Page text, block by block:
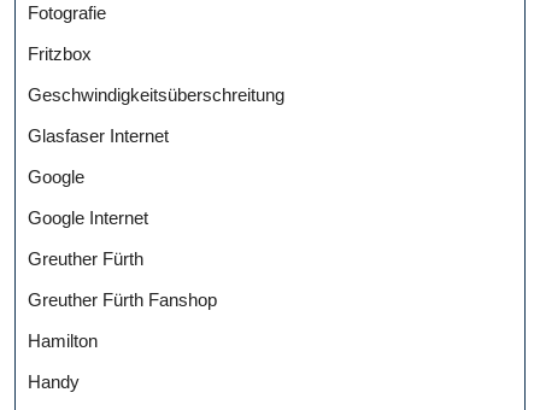
Fotografie
Fritzbox
Geschwindigkeitsüberschreitung
Glasfaser Internet
Google
Google Internet
Greuther Fürth
Greuther Fürth Fanshop
Hamilton
Handy